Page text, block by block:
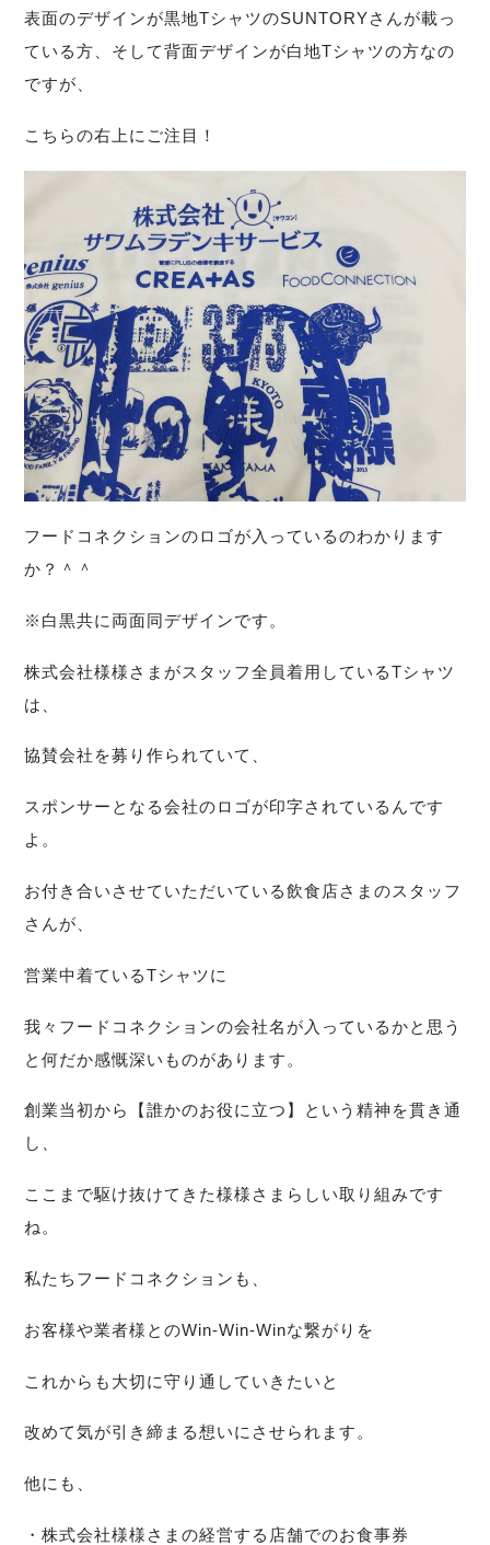
表面のデザインが黒地TシャツのSUNTORYさんが載っ
ている方、そして背面デザインが白地Tシャツの方なの
ですが、
こちらの右上にご注目！
フードコネクションのロゴが入っているのわかります
か？＾＾
※白黒共に両面同デザインです。
株式会社様様さまがスタッフ全員着用しているTシャツ
は、
協賛会社を募り作られていて、
スポンサーとなる会社のロゴが印字されているんです
よ。
お付き合いさせていただいている飲食店さまのスタッフ
さんが、
営業中着ているTシャツに
我々フードコネクションの会社名が入っているかと思う
と何だか感慨深いものがあります。
創業当初から【誰かのお役に立つ】という精神を貫き通
し、
ここまで駆け抜けてきた様様さまらしい取り組みです
ね。
私たちフードコネクションも、
お客様や業者様とのWin-Win-Winな繋がりを
これからも大切に守り通していきたいと
改めて気が引き締まる想いにさせられます。
他にも、
・株式会社様様さまの経営する店舗でのお食事券